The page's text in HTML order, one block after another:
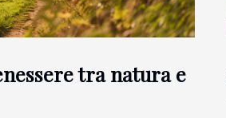
tra natura e